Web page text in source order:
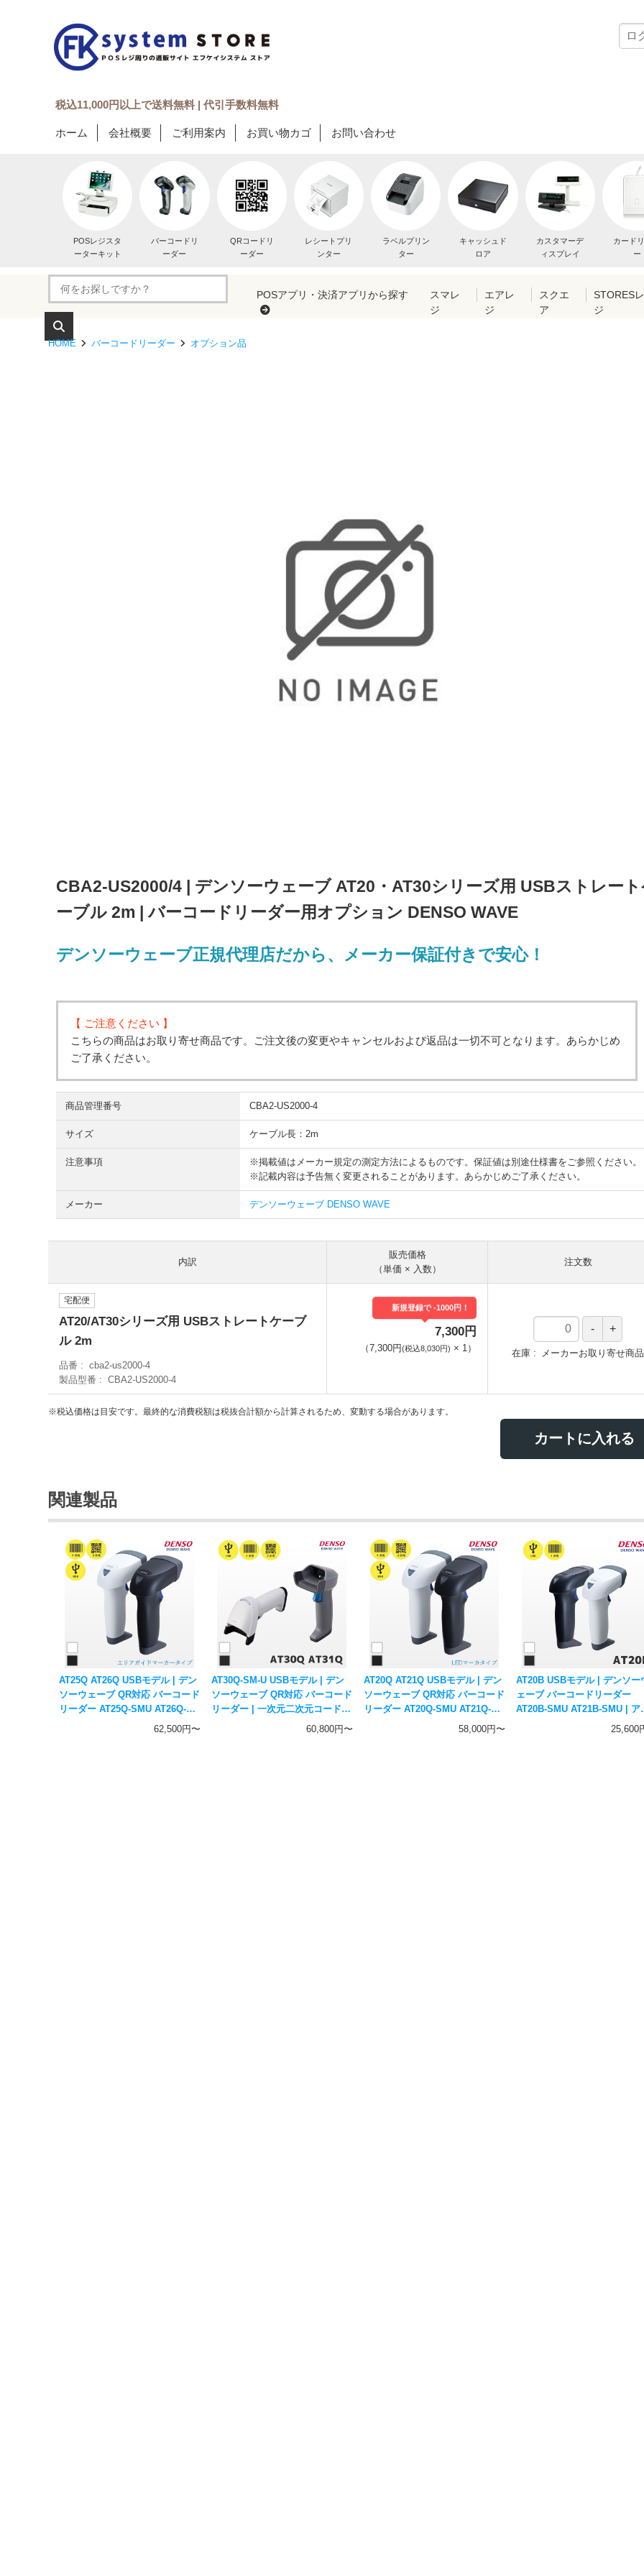
税込11,000円以上で送料無料 | 代引手数料無料
ホーム 会社概要 ご利用案内 お買い物カゴ お問い合わせ
POSレジスタ
ーターキット
バーコードリ
ーダー
QRコードリ
ーダー
レシートプリ
ンター
ラベルプリン
ター
キャッシュド
ロア
カスタマーデ
ィスプレイ
カード
ー
POSアプリ・決済アプリから探す
スマレ
ジ
エアレ
ジ
スクエ
ア
STORES
ジ
HOME バーコードリーダー オプション品
CBA2-US2000/4 | デンソーウェーブ AT20・AT30シリーズ用 USBストレー
ーブル 2m | バーコードリーダー用オプション DENSO WAVE
デンソーウェーブ正規代理店だから、メーカー保証付きで安心！
【 ご注意ください 】
こちらの商品はお取り寄せ商品です。ご注文後の変更やキャンセルおよび返品は一切不可となります。あらかじめ
ご了承ください。
商品管理番号 CBA2-US2000-4
サイズ ケーブル長：2m
注意事項
※掲載値はメーカー規定の測定方法によるものです。保証値は別途仕様書をご参照ください。
※記載内容は予告無く変更されることがあります。あらかじめご了承ください。
メーカー デンソーウェーブ DENSO WAVE
内訳
販売価格
（単価 × 入数）
注文数
宅配便
AT20/AT30シリーズ用 USBストレートケーブ
ル 2m
品番
cba2-us2000-4
製品型番
CBA2-US2000-4
新規登録で -1000円！
7,300円
（7,300円(税込8,030円) × 1 ） 在庫 メーカーお取り寄せ商品
※税込価格は目安です。最終的な消費税額は税抜合計額から計算されるため、変動する場合があります。
カートに入れる
関連製品
AT25Q AT26Q USBモデル | デン
ソーウェーブ QR対応 バーコード
リーダー AT25Q-SMU AT26Q-
SMU | エリアガイドマーカ 5年保62,500円〜
AT30Q-SM-U USBモデル | デン
ソーウェーブ QR対応 バーコード
リーダー | 一次元二次元コード対
応 ハンディスキャナー DENSO
60,800円〜
AT20Q AT21Q USBモデル | デン
ソーウェーブ QR対応 バーコード
リーダー AT20Q-SMU AT21Q-
58,000円〜
AT20B USBモデル | デンソー
ェーブ バーコードリーダー
AT20B-SMU AT21B-SMU | ア
バンストスキャンプラス 抗菌
25,600